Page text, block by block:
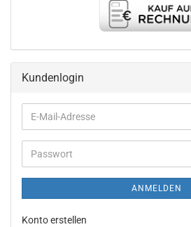
Kundenlogin
E-
Mail-
Adresse
Passwort
ANMELDEN
Konto erstellen